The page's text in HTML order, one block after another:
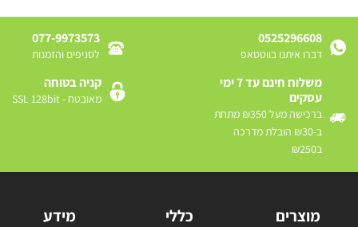
0525296608
דברו איתנו בווטסאפ
077-9973573
לסניפים והזמנות
משלוח חינם עד 7 ימי
עסקים
ברכישה מעל ₪350 מתחת
ב-₪30 הובלת מדרכה
ב₪250
קניה בטוחה
מאובטח - SSL 128bit
מוצרים כללי מידע